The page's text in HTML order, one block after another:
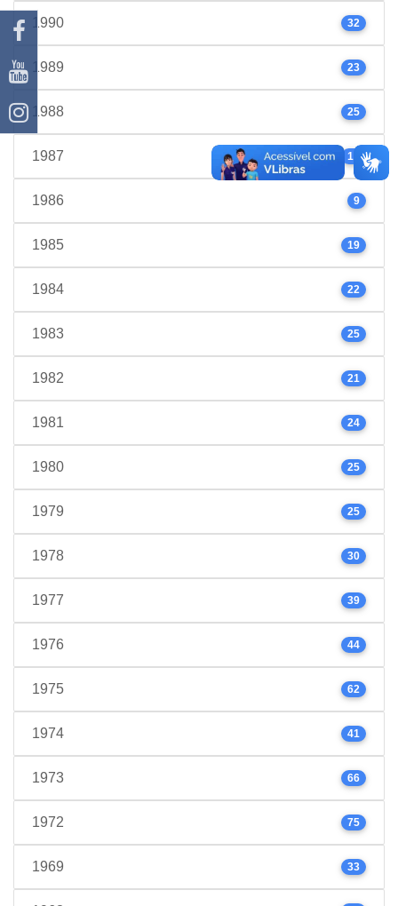
1990 32
1989 23
1988 25
1987 17
1986 9
1985 19
1984 22
1983 25
1982 21
1981 24
1980 25
1979 25
1978 30
1977 39
1976 44
1975 62
1974 41
1973 66
1972 75
1969 33